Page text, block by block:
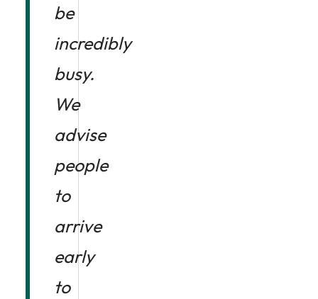
be
incredibly
busy.
We
advise
people
to
arrive
early
to